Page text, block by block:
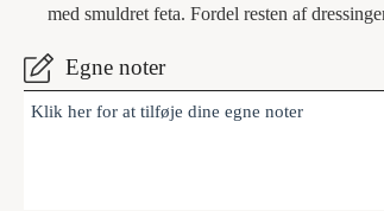
med smuldret feta. Fordel resten af
Egne noter
Klik her for at tilføje dine egne noter